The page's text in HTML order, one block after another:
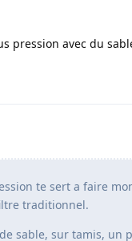
pression avec du
te sert a faire
traditionnel.
sable, sur tamis, un